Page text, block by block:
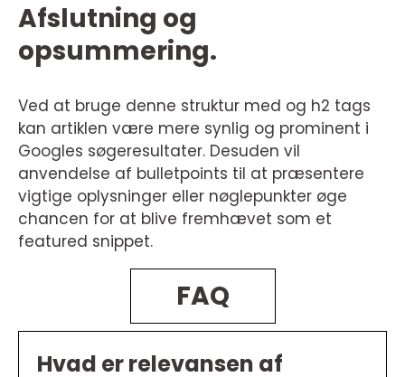
Afslutning og
opsummering.
Ved at bruge denne struktur med og h2 tags
kan artiklen være mere synlig og prominent i
Googles søgeresultater. Desuden vil
anvendelse af bulletpoints til at præsentere
vigtige oplysninger eller nøglepunkter øge
chancen for at blive fremhævet som et
featured snippet.
FAQ
Hvad er relevansen af